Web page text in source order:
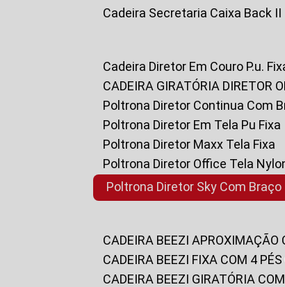
Cadeira Secretaria Caixa Back II
Cadeira Diretor Em Couro P.u.
CADEIRA GIRATÓRIA DIRETOR
Poltrona Diretor Continua Com
Poltrona Diretor Em Tela Pu Fixa
Poltrona Diretor Maxx Tela Fixa
Poltrona Diretor Office Tela
Poltrona Diretor Sky Com Braço
CADEIRA BEEZI APROXIMAÇÃO
CADEIRA BEEZI FIXA COM 4
CADEIRA BEEZI GIRATÓRIA